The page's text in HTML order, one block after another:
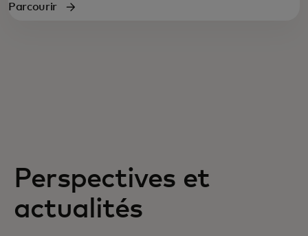
Parcourir
Perspectives et
actualités